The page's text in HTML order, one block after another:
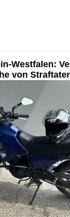
Westfalen:
von